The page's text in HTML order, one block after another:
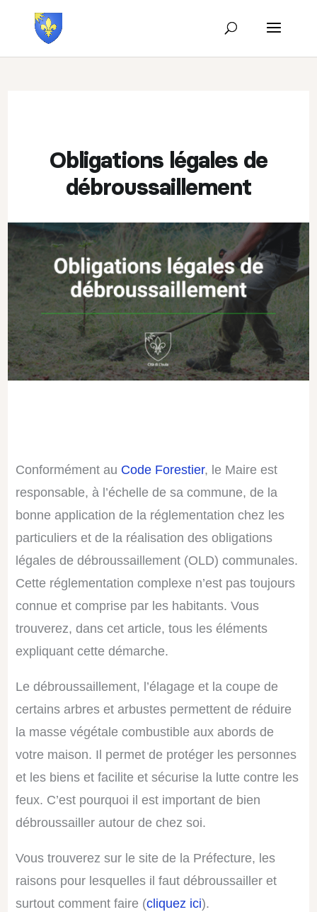
Obligations légales de
débroussaillement
Conformément au Code Forestier, le Maire est
responsable, à l’échelle de sa commune, de la
bonne application de la réglementation chez les
particuliers et de la réalisation des obligations
légales de débroussaillement (OLD) communales.
Cette réglementation complexe n’est pas toujours
connue et comprise par les habitants. Vous
trouverez, dans cet article, tous les éléments
expliquant cette démarche.
Le débroussaillement, l’élagage et la coupe de
certains arbres et arbustes permettent de réduire
la masse végétale combustible aux abords de
votre maison. Il permet de protéger les personnes
et les biens et facilite et sécurise la lutte contre les
feux. C’est pourquoi il est important de bien
débroussailler autour de chez soi.
Vous trouverez sur le site de la Préfecture, les
raisons pour lesquelles il faut débroussailler et
surtout comment faire (cliquez ici).